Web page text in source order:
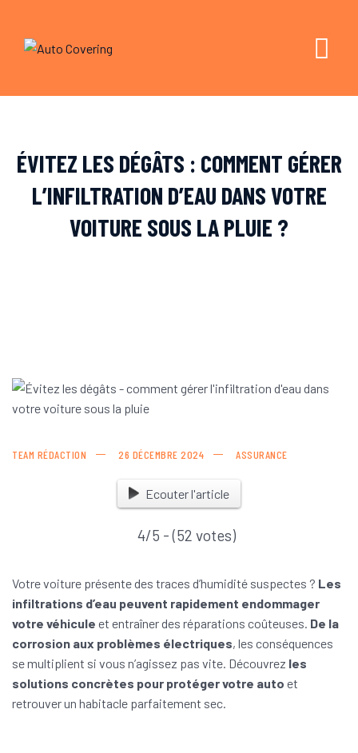
content
ÉVITEZ LES DÉGÂTS : COMMENT GÉRER
L’INFILTRATION D’EAU DANS VOTRE
VOITURE SOUS LA PLUIE ?
TEAM RÉDACTION 26 DÉCEMBRE 2024 ASSURANCE
Ecouter l'article
4/5 - (52 votes)
Votre voiture présente des traces d’humidité suspectes ? Les
infiltrations d’eau peuvent rapidement endommager
votre véhicule et entraîner des réparations coûteuses. De la
corrosion aux problèmes électriques, les conséquences
se multiplient si vous n’agissez pas vite. Découvrez les
solutions concrètes pour protéger votre auto et
retrouver un habitacle parfaitement sec.